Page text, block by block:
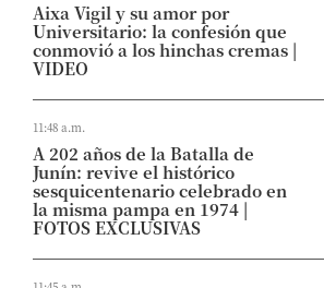
Aixa Vigil y su amor por
Universitario: la confesión que
conmovió a los hinchas cremas |
VIDEO
11:48 a.m.
A 202 años de la Batalla de
Junín: revive el histórico
sesquicentenario celebrado en
la misma pampa en 1974 |
FOTOS EXCLUSIVAS